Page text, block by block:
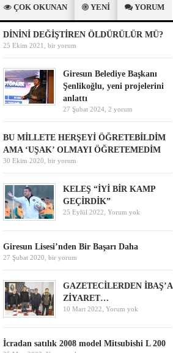
ÇOK OKUNAN YENİ YORUM
DİNİNİ DEĞİŞTİREN ÖLDÜRÜLÜR MÜ?
25 Ekim 2021, bir yorum
Giresun Belediye Başkanı
Şenlikoğlu, yeni projelerini
anlattı
27 Şubat 2024, 2 yorum
BU MİLLETE HERŞEYİ ÖĞRETEBİLDİM
AMA ‘UŞAK’ OLMAYI ÖĞRETEMEDİM
30 Ekim 2020, bir yorum
KELEŞ “İYİ BİR KAMP
GEÇİRDİK”
25 Eylül 2022, Yorum yok
Giresun Lisesi’nden Bir Başarı Daha
27 Şubat 2020, bir yorum
GAZETECİLERDEN İBAŞ’A
ZİYARET…
10 Mart 2022, Yorum yok
İcradan satılık 2008 model Mitsubishi L 200